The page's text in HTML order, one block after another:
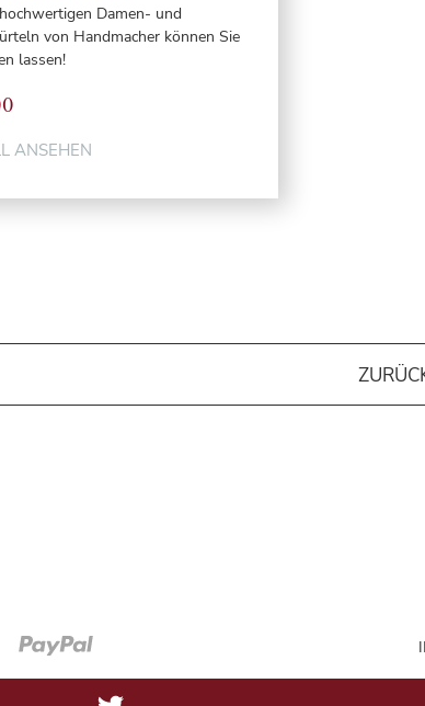
Damen- und
von Handmacher können Sie
lassen!
ANSEHEN